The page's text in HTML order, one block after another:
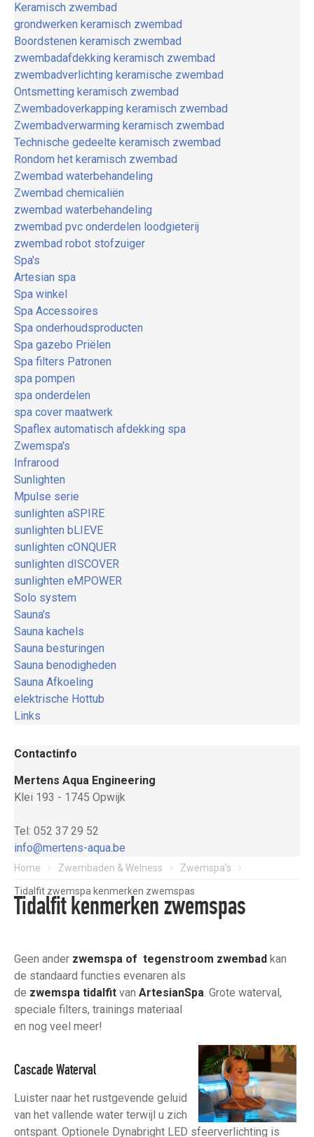
Keramisch zwembad
grondwerken keramisch zwembad
Boordstenen keramisch zwembad
zwembadafdekking keramisch zwembad
zwembadverlichting keramische zwembad
Ontsmetting keramisch zwembad
Zwembadoverkapping keramisch zwembad
Zwembadverwarming keramisch zwembad
Technische gedeelte keramisch zwembad
Rondom het keramisch zwembad
Zwembad waterbehandeling
Zwembad chemicaliën
zwembad waterbehandeling
zwembad pvc onderdelen loodgieterij
zwembad robot stofzuiger
Spa's
Artesian spa
Spa winkel
Spa Accessoires
Spa onderhoudsproducten
Spa gazebo Priëlen
Spa filters Patronen
spa pompen
spa onderdelen
spa cover maatwerk
Spaflex automatisch afdekking spa
Zwemspa's
Infrarood
Sunlighten
Mpulse serie
sunlighten aSPIRE
sunlighten bLIEVE
sunlighten cONQUER
sunlighten dISCOVER
sunlighten eMPOWER
Solo system
Sauna's
Sauna kachels
Sauna besturingen
Sauna benodigheden
Sauna Afkoeling
elektrische Hottub
Links
Contactinfo
Mertens Aqua Engineering
Klei 193 - 1745 Opwijk
Tel: 052 37 29 52
info@mertens-aqua.be
Home Zwembaden & Welness Zwemspa's
Tidalfit zwemspa kenmerken zwemspas
Tidalfit kenmerken zwemspas
Geen ander zwemspa of tegenstroom zwembad kan
de standaard functies evenaren als
de zwemspa tidalfit van ArtesianSpa. Grote waterval,
speciale filters, trainings materiaal
en nog veel meer!
Cascade Waterval
Luister naar het rustgevende geluid
van het vallende water terwijl u zich
ontspant. Optionele Dynabright LED sfeerverlichting is